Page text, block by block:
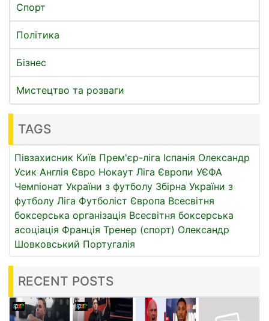
Спорт
Політика
Бізнес
Мистецтво та розваги
TAGS
Півзахисник Київ Прем'єр-ліга Іспанія Олександр
Усик Англія Євро Нокаут Ліга Європи УЄФА
Чемпіонат України з футболу Збірна України з
футболу Ліга Футболіст Європа Всесвітня
боксерська організація Всесвітня боксерська
асоціація Франція Тренер (спорт) Олександр
Шовковський Португалія
RECENT POSTS